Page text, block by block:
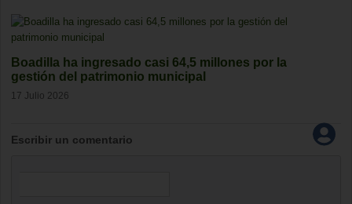
Boadilla ha ingresado casi 64,5 millones por la
gestión del patrimonio municipal
17 Julio 2026
Escribir un comentario